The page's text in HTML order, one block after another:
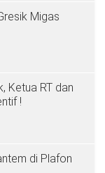
Migas
Ketua RT dan
!
di Plafon